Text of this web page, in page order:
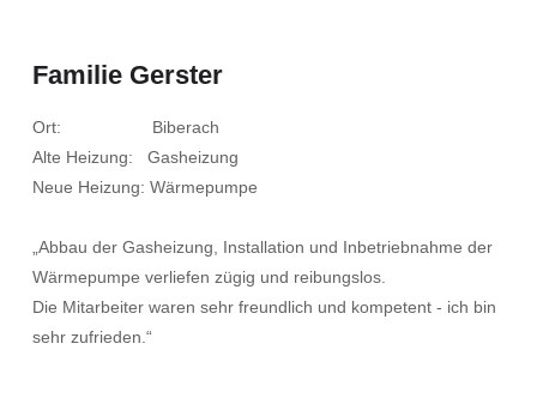
Familie Gerster
Ort: Biberach
Alte Heizung: Gasheizung
Neue Heizung: Wärmepumpe
„Abbau der Gasheizung, Installation und Inbetriebnahme der
Wärmepumpe verliefen zügig und reibungslos.
Die Mitarbeiter waren sehr freundlich und kompetent - ich bin
sehr zufrieden.“